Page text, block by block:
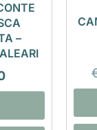
–